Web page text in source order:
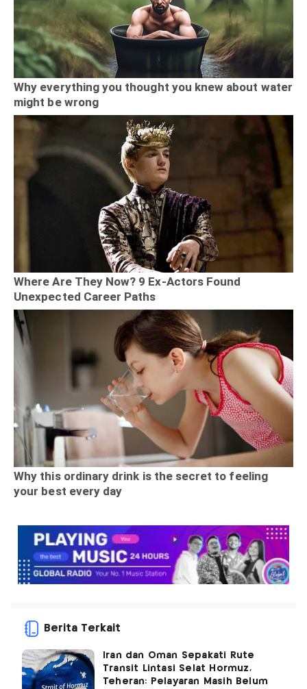
Berita Terkait
Iran dan Oman Sepakati Rute
Transit Lintasi Selat Hormuz,
Teheran: Pelayaran Masih Belum